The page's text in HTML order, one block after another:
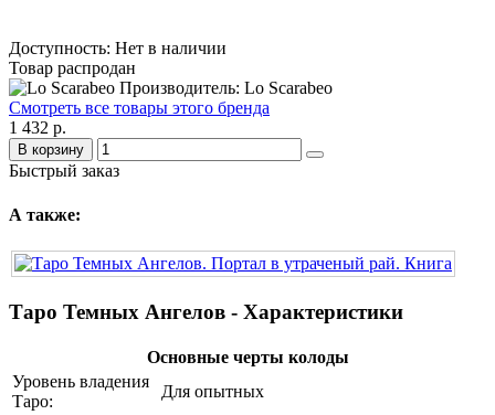
Доступность: Нет в наличии
Товар распродан
Производитель: Lo Scarabeo
Смотреть все товары этого бренда
1 432 р.
В корзину
Быстрый заказ
А также:
Таро Темных Ангелов - Характеристики
Основные черты колоды
Уровень владения
Таро:
Для опытных